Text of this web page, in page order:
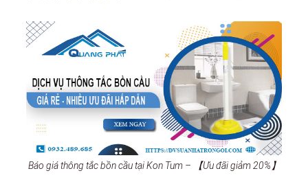
Báo giá thông tắc bồn cầu tại Kon Tum – 【Ưu đãi giảm 20%】